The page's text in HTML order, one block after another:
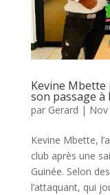
Kevine
son passage à
par Gerard | Nov
Kevine Mbette,
club après une
Guinée. Selon
l’attaquant, qui